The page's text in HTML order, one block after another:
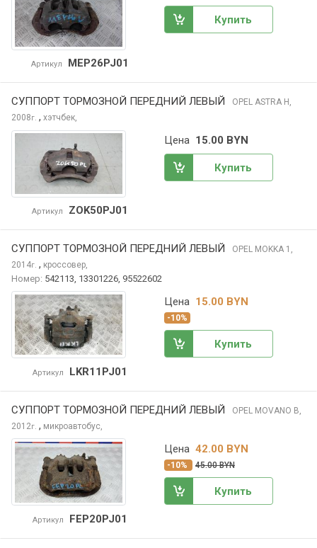
Артикул MEP26PJ01
Купить
СУППОРТ ТОРМОЗНОЙ ПЕРЕДНИЙ ЛЕВЫЙ OPEL ASTRA H,
2008г. , хэтчбек,
Артикул ZOK50PJ01
Цена 15.00 BYN
Купить
СУППОРТ ТОРМОЗНОЙ ПЕРЕДНИЙ ЛЕВЫЙ OPEL MOKKA 1,
2014г. , кроссовер,
Номер: 542113, 13301226, 95522602
Артикул LKR11PJ01
Цена 15.00 BYN
-10%
Купить
СУППОРТ ТОРМОЗНОЙ ПЕРЕДНИЙ ЛЕВЫЙ OPEL MOVANO B,
2012г. , микроавтобус,
Артикул FEP20PJ01
Цена 42.00 BYN
-10% 45.00 BYN
Купить